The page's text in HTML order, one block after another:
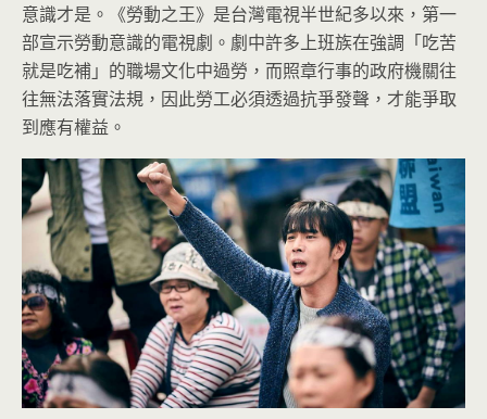
意識才是。《勞動之王》是台灣電視半世紀多以來，第一
部宣示勞動意識的電視劇。劇中許多上班族在強調「吃苦
就是吃補」的職場文化中過勞，而照章行事的政府機關往
往無法落實法規，因此勞工必須透過抗爭發聲，才能爭取
到應有權益。